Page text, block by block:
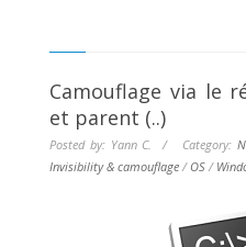
Camouflage via le
et parent (..)
Posted by: Yann C. / Category:
Invisibility & camouflage / OS /